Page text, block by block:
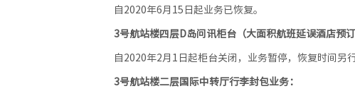
自2020年6月15日起业务已恢复。
3号航站楼四层D岛问讯柜台（大面积航班延误酒店预订
自2020年2月1日起柜台关闭，业务暂停，恢复时间另行
3号航站楼二层国际中转厅行李封包业务：